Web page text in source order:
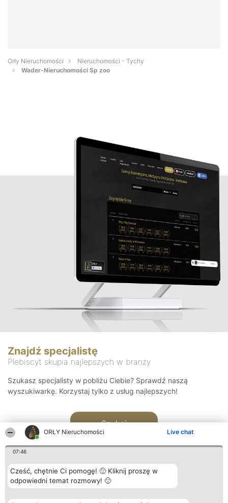
ORŁY Nieruchomości Live chat
07:46
Cześć, chętnie Ci pomogę! 🙂 Kliknij proszę w
odpowiedni temat rozmowy! 🙂
Orły Nieruchomości
Nieruchomości - Tychy
Wader-Nieruchomości Sp zoo
Znajdź specjalistę
Plebiscyt skupia najlepszych w branży
Szukasz specjalisty w pobliżu Ciebie? Sprawdź naszą
wyszukiwarkę. Korzystaj tylko z usług najlepszych!
Szukaj
Organizator plebiscytu Plebiscyt Kontakt